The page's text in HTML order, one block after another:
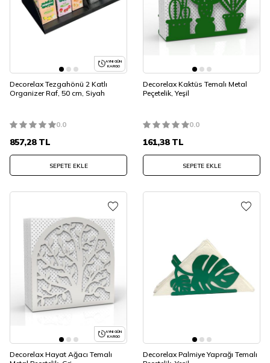
AYNI GÜN
KARGO
Decorelax Tezgahönü 2 Katlı
Organizer Raf, 50 cm, Siyah
0.0
857,28TL
SEPETE EKLE
Decorelax Kaktüs Temalı Metal
Peçetelik, Yeşil
0.0
161,38TL
SEPETE EKLE
AYNI GÜN
KARGO
Decorelax Hayat Ağacı Temalı
Decorelax Palmiye Yaprağı Temalı